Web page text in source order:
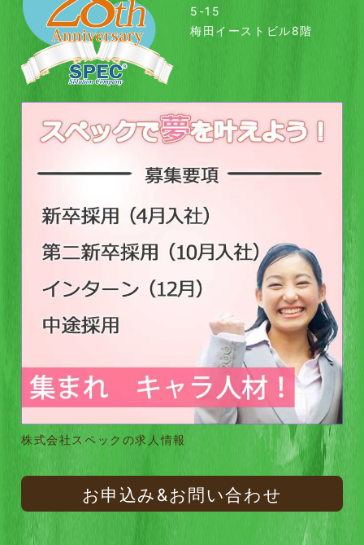
5-15
梅田イーストビル8階
株式会社スペックの求人情報
お申込み&お問い合わせ